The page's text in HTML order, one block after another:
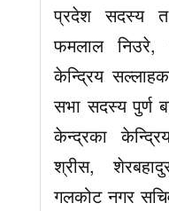
प्रदेश सदस्य
फमलाल निउरे,
केन्द्रिय
सभा सदस्य पुर्ण
केन्द्रका
श्रीस,
गलकोट नगर